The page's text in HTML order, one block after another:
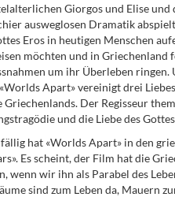
Giorgos und Elise und
ausweglosen Dramatik
Eros in heutigen Menschen
möchten und in Griechenland
um ihr Überleben
Apart» vereinigt drei
Griechenlands. Der Regisseur
und die Liebe des
hat «Worlds Apart» in den
Es scheint, der Film hat die
wenn wir ihn als Parabel des
sind zum Leben da, Mauern